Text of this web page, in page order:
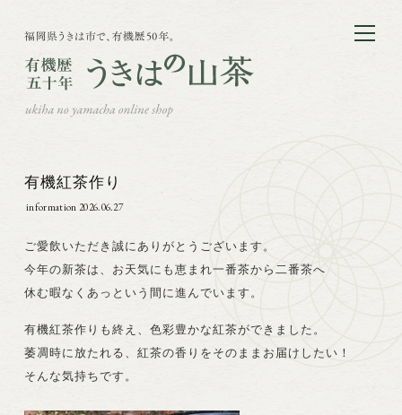
有機紅茶作り
information 2026.06.27
ご愛飲いただき誠にありがとうございます。
今年の新茶は、お天気にも恵まれ一番茶から二番茶へ
休む暇なくあっという間に進んでいます。
有機紅茶作りも終え、色彩豊かな紅茶ができました。
萎凋時に放たれる、紅茶の香りをそのままお届けしたい！
そんな気持ちです。